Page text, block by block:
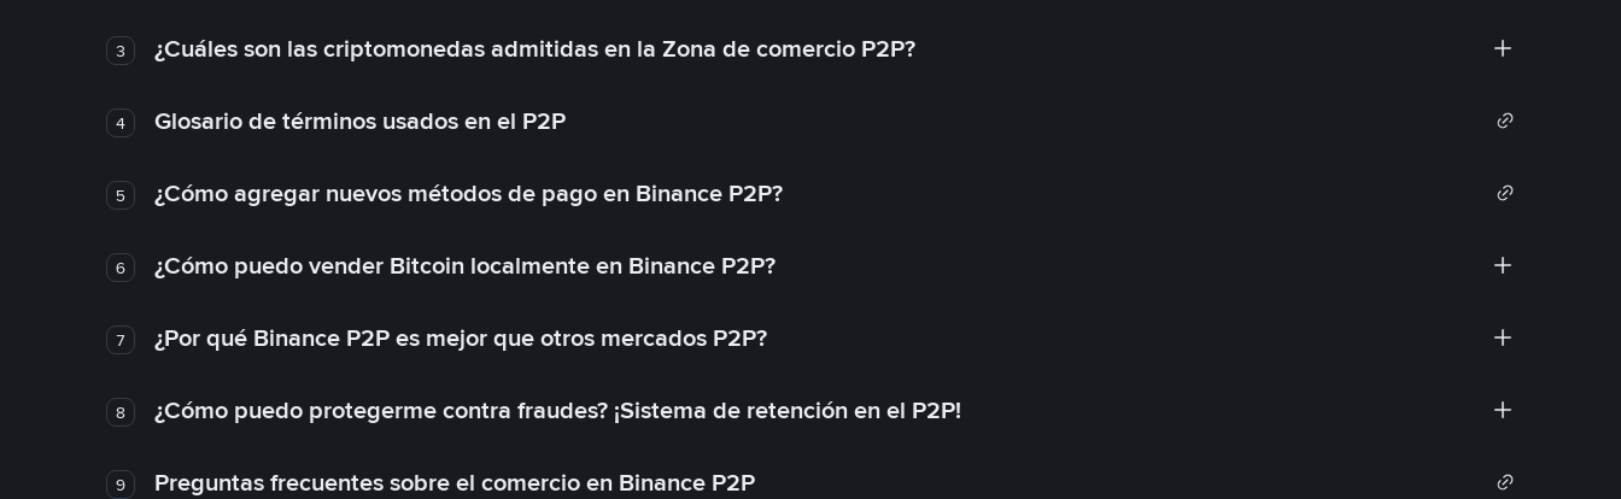
3 ¿Cuáles son las criptomonedas admitidas en la Zona de comercio P2P?
4 Glosario de términos usados en el P2P
5 ¿Cómo agregar nuevos métodos de pago en Binance P2P?
6 ¿Cómo puedo vender Bitcoin localmente en Binance P2P?
7 ¿Por qué Binance P2P es mejor que otros mercados P2P?
8 ¿Cómo puedo protegerme contra fraudes? ¡Sistema de retención en el P2P!
9 Preguntas frecuentes sobre el comercio en Binance P2P